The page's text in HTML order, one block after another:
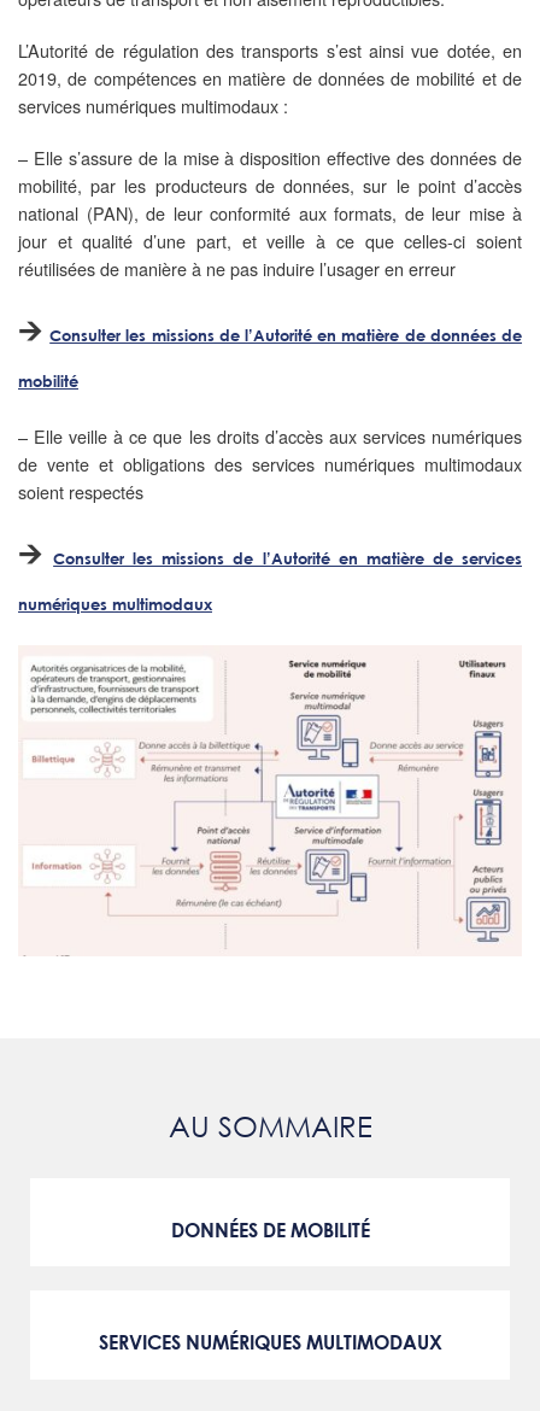
L’Autorité de régulation des transports s’est ainsi vue dotée, en
2019, de compétences en matière de données de mobilité et de
services numériques multimodaux :​
– Elle s’assure de la mise à disposition effective des données de
mobilité, par les producteurs de données, sur le point d’accès
national (PAN), de leur conformité aux formats, de leur mise à
jour et qualité d’une part, et veille à ce que celles-ci soient
réutilisées de manière à ne pas induire l’usager en erreur
🡪Consulter les missions de l’Autorité en matière de données de
mobilité
– Elle veille à ce que les droits d’accès aux services numériques
de vente et obligations des services numériques multimodaux
soient respectés
🡪Consulter les missions de l’Autorité en matière de services
numériques multimodaux​
AU SOMMAIRE
DONNÉES DE MOBILITÉ
SERVICES NUMÉRIQUES MULTIMODAUX